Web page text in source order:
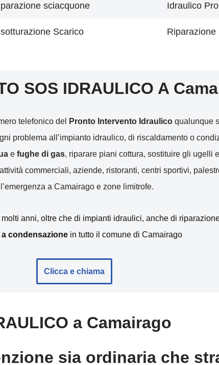
sciacquone Idraulico
Scarico Riparazione
SOS IDRAULICO A
telefonico del Pronto Intervento Idraulicoqualunque
problema all’impianto idraulico, di riscaldamento o
e fughe di gas, riparare piani cottura, sostituire gli ugelli
commerciali, aziende, ristoranti, centri sportivi,
l’emergenza a Camairago e zone limitrofe.
anni, oltre che di impianti idraulici, anche di
condensazionein tutto il comune di Camairago
Clicca e chiama
a Camairago
sia ordinaria che